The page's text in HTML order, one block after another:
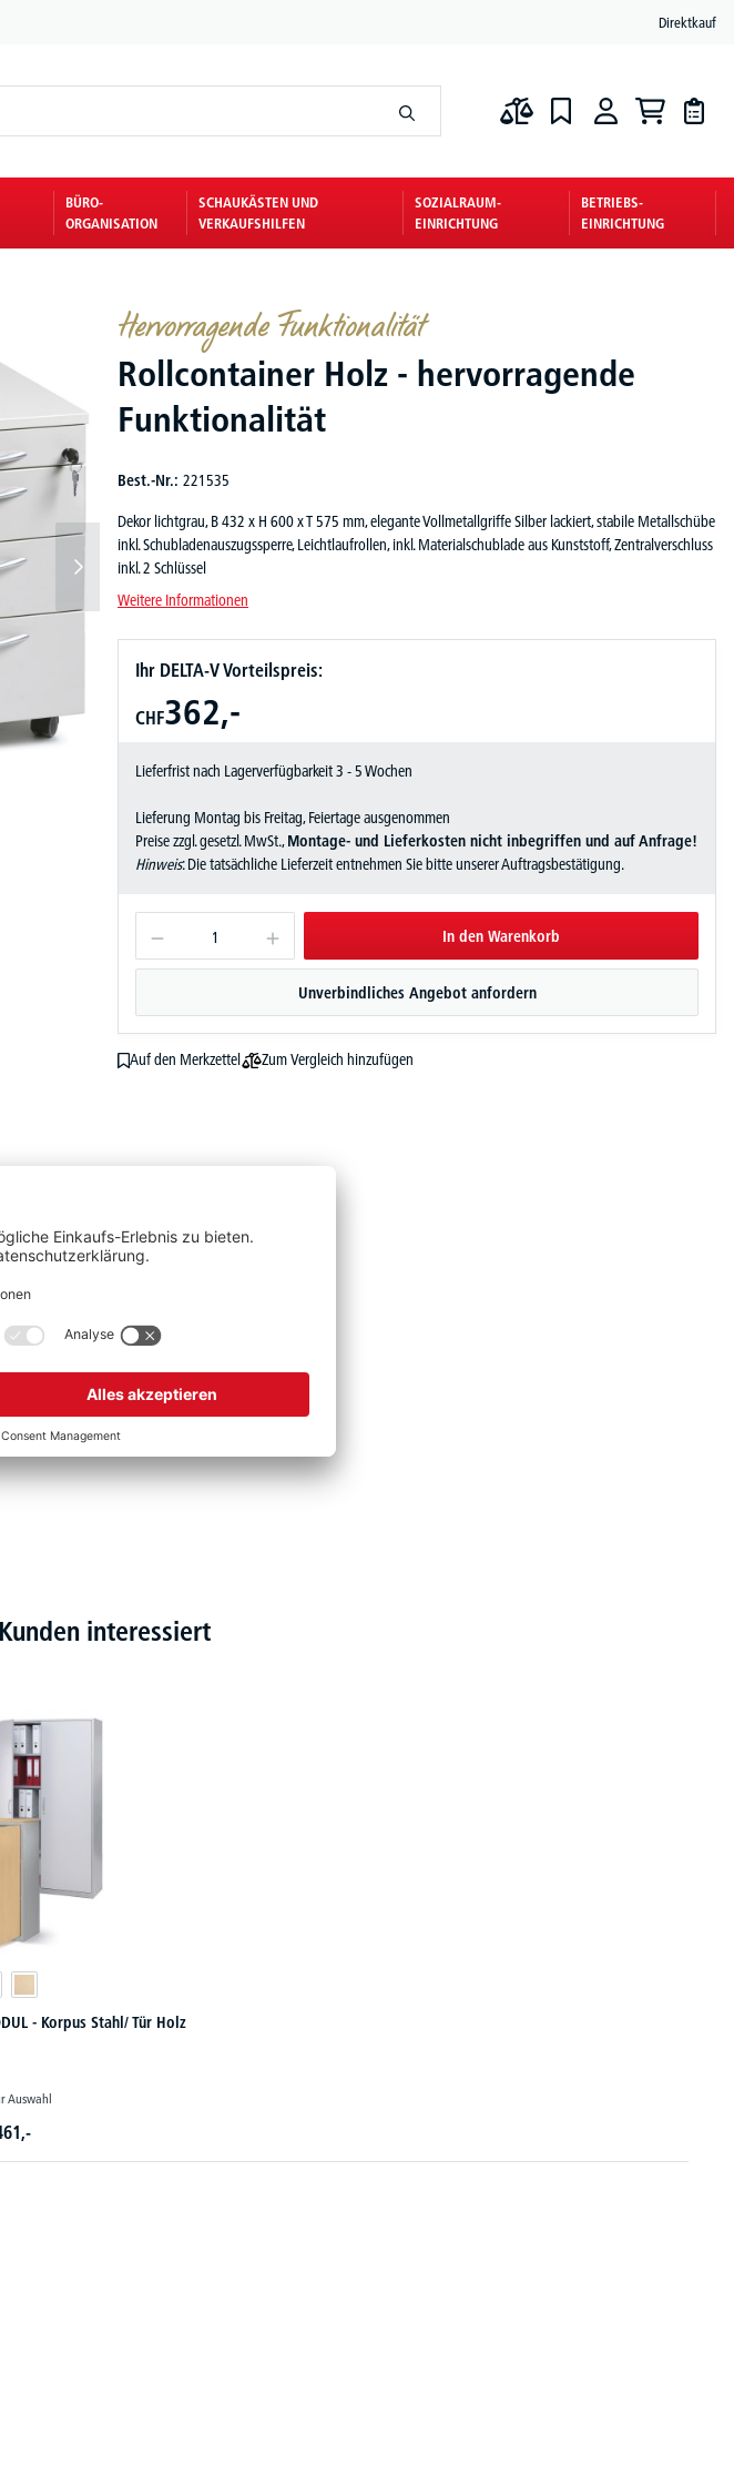
Direktkauf
BÜRO-
ORGANISATION
SCHAUKÄSTEN UND
VERKAUFSHILFEN
SOZIALRAUM-
EINRICHTUNG
BETRIEBS-
EINRICHTUNG
Hervorragende Funktionalität
Rollcontainer Holz - hervorragende
Funktionalität
Best.-Nr.: 221535
Dekor lichtgrau, B 432 x H 600 x T 575 mm, elegante Vollmetallgriffe Silber lackiert, stabile Metallschübe
inkl. Schubladenauszugssperre, Leichtlaufrollen, inkl. Materialschublade aus Kunststoff, Zentralverschluss
inkl. 2 Schlüssel
Weitere Informationen
Ihr DELTA-V Vorteilspreis:
CHF362,-
Lieferfrist nach Lagerverfügbarkeit 3 - 5 Wochen
Lieferung Montag bis Freitag, Feiertage ausgenommen
Preise zzgl. gesetzl. MwSt.,Montage- und Lieferkosten nicht inbegriffen und auf Anfrage!
Hinweis: Die tatsächliche Lieferzeit entnehmen Sie bitte unserer Auftragsbestätigung.
In den Warenkorb
Unverbindliches Angebot anfordern
Auf den Merkzettel
Zum Vergleich hinzufügen
interessiert